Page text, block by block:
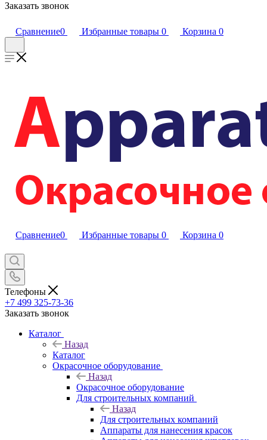
Заказать звонок
Сравнение0 Избранные товары 0 Корзина 0
Сравнение0 Избранные товары 0 Корзина 0
Телефоны
+7 499 325-73-36
Заказать звонок
Каталог
Назад
Каталог
Окрасочное оборудование
Назад
Окрасочное оборудование
Для строительных компаний
Назад
Для строительных компаний
Аппараты для нанесения красок